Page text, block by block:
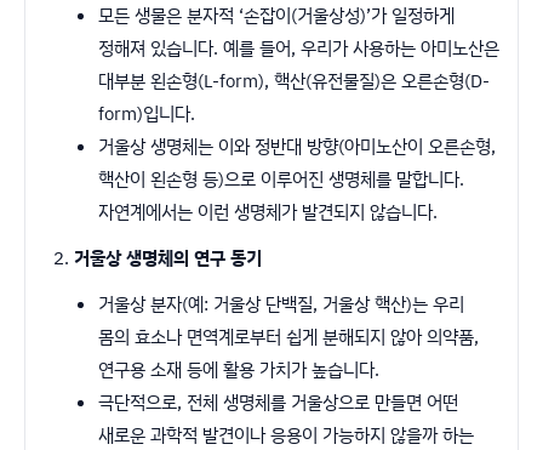
모든 생물은 분자적 ‘손잡이(거울상성)’가 일정하게
정해져 있습니다. 예를 들어, 우리가 사용하는 아미노산은
대부분 왼손형(L-form), 핵산(유전물질)은 오른손형(D-
form)입니다.
거울상 생명체는 이와 정반대 방향(아미노산이 오른손형,
핵산이 왼손형 등)으로 이루어진 생명체를 말합니다.
자연계에서는 이런 생명체가 발견되지 않습니다.
거울상 생명체의 연구 동기
거울상 분자(예: 거울상 단백질, 거울상 핵산)는 우리
몸의 효소나 면역계로부터 쉽게 분해되지 않아 의약품,
연구용 소재 등에 활용 가치가 높습니다.
극단적으로, 전체 생명체를 거울상으로 만들면 어떤
새로운 과학적 발견이나 응용이 가능하지 않을까 하는